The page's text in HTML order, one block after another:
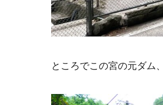
ところでこの宮の元ダム